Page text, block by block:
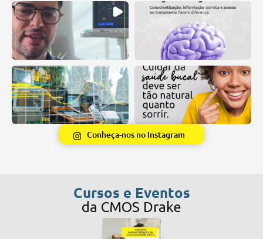
Conheça-nos no Instagram
Cursos e Eventos
da CMOS Drake